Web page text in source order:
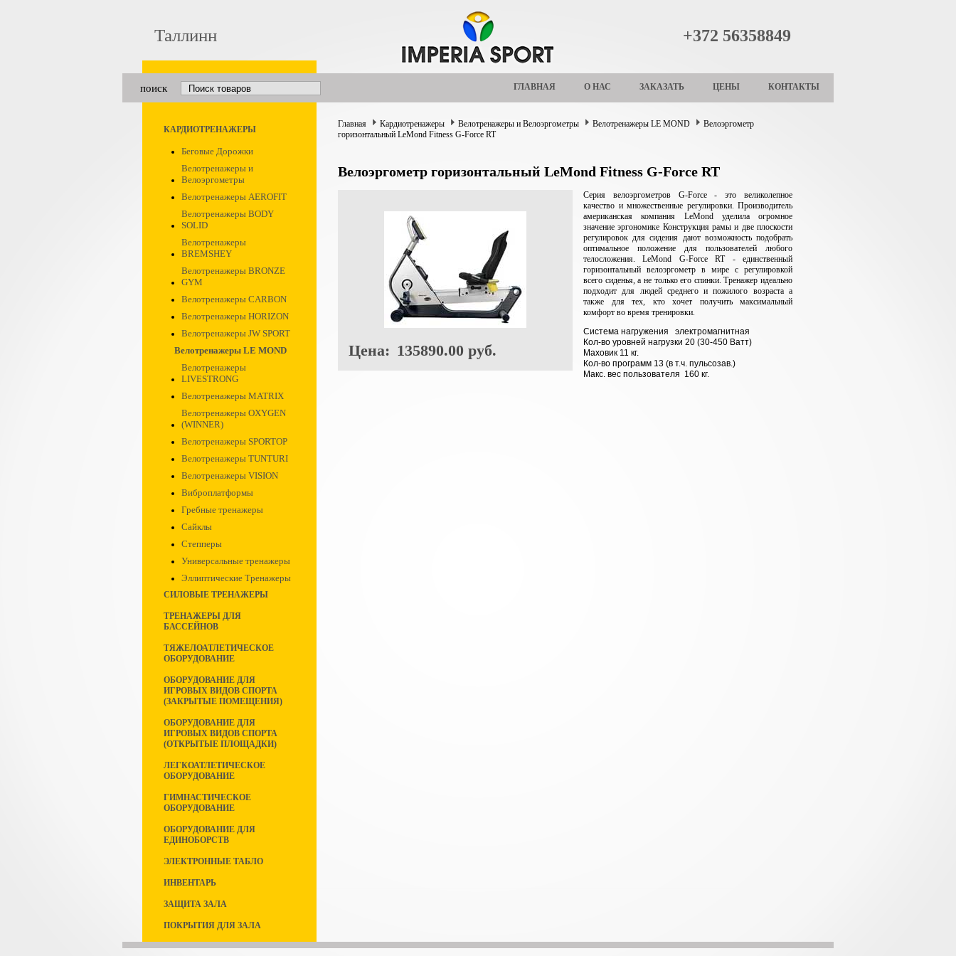
Таллинн +372 56358849
поиск ГЛАВНАЯ О НАС ЗАКАЗАТЬ ЦЕНЫ КОНТАКТЫ
КАРДИОТРЕНАЖЕРЫ
Беговые Дорожки
Велотренажеры и
Велоэргометры
Велотренажеры AEROFIT
Велотренажеры BODY
SOLID
Велотренажеры
BREMSHEY
Велотренажеры BRONZE
GYM
Велотренажеры CARBON
Велотренажеры HORIZON
Велотренажеры JW SPORT
Велотренажеры LE MOND
Велотренажеры
LIVESTRONG
Велотренажеры MATRIX
Велотренажеры OXYGEN
(WINNER)
Велотренажеры SPORTOP
Велотренажеры TUNTURI
Велотренажеры VISION
Виброплатформы
Гребные тренажеры
Сайклы
Степперы
Универсальные тренажеры
Эллиптические Тренажеры
СИЛОВЫЕ ТРЕНАЖЕРЫ
ТРЕНАЖЕРЫ ДЛЯ
БАССЕЙНОВ
ТЯЖЕЛОАТЛЕТИЧЕСКОЕ
ОБОРУДОВАНИЕ
ОБОРУДОВАНИЕ ДЛЯ
ИГРОВЫХ ВИДОВ СПОРТА
(ЗАКРЫТЫЕ ПОМЕЩЕНИЯ)
ОБОРУДОВАНИЕ ДЛЯ
ИГРОВЫХ ВИДОВ СПОРТА
(ОТКРЫТЫЕ ПЛОЩАДКИ)
ЛЕГКОАТЛЕТИЧЕСКОЕ
ОБОРУДОВАНИЕ
ГИМНАСТИЧЕСКОЕ
ОБОРУДОВАНИЕ
ОБОРУДОВАНИЕ ДЛЯ
ЕДИНОБОРСТВ
ЭЛЕКТРОННЫЕ ТАБЛО
ИНВЕНТАРЬ
ЗАЩИТА ЗАЛА
ПОКРЫТИЯ ДЛЯ ЗАЛА
Главная Кардиотренажеры Велотренажеры и Велоэргометры Велотренажеры LE MOND
Велоэргометр
горизонтальный LeMond Fitness G-Force RT
Велоэргометр горизонтальный LeMond Fitness G-Force RT
Цена: 135890.00 руб.
Серия велоэргометров G-Force - это великолепное
качество и множественные регулировки. Производитель
американская компания LeMond уделила огромное
значение эргономике Конструкция рамы и две плоскости
регулировок для сидения дают возможность подобрать
оптимальное положение для пользователей любого
телосложения. LeMond G-Force RT - единственный
горизонтальный велоэргометр в мире с регулировкой
всего сиденья, а не только его спинки. Тренажер идеально
подходит для людей среднего и пожилого возраста а
также для тех, кто хочет получить максимальный
комфорт во время тренировки.
Система нагружения электромагнитная
Кол-во уровней нагрузки 20 (30-450 Ватт)
Маховик 11 кг.
Кол-во программ 13 (в т.ч. пульсозав.)
Макс. вес пользователя 160 кг.